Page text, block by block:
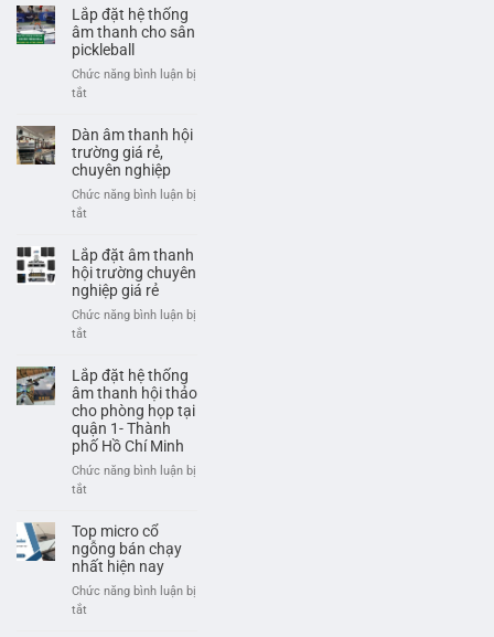
âm
thanh
công
cộng
cho
mọi
công
trình
đặt
loa
ngoài
trời
Lắp đặt hệ thống
âm thanh cho sân
pickleball
Chức năng bình luận bị
tắt
đặt
hệ
thống
âm
pickleball
Dàn âm thanh hội
trường giá rẻ,
chuyên nghiệp
Chức năng bình luận bị
tắt
âm
thanh
hội
trường
nghiệp
Lắp đặt âm thanh
hội trường chuyên
nghiệp giá rẻ
Chức năng bình luận bị
tắt
đặt
âm
thanh
hội
trường
chuyên
Lắp đặt hệ thống
âm thanh hội thảo
cho phòng họp tại
quận 1- Thành
phố Hồ Chí Minh
Chức năng bình luận bị
tắt
đặt
hệ
thống
âm
Top micro cổ
ngỗng bán chạy
nhất hiện nay
Chức năng bình luận bị
tắt